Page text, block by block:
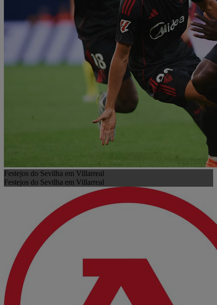
Festejos do Sevilha em Villarreal
Festejos do Sevilha em Villarreal